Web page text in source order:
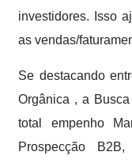
investidores. Isso
as vendas/
Se destacando
Orgânica , a
total empenho
Prospecção